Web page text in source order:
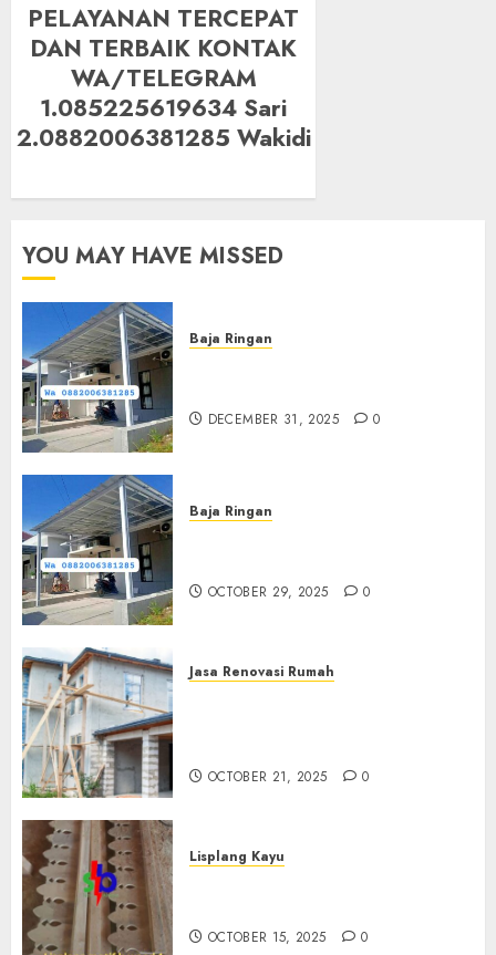
PELAYANAN TERCEPAT
DAN TERBAIK KONTAK
WA/TELEGRAM
1.085225619634 Sari
2.0882006381285 Wakidi
YOU MAY HAVE MISSED
Baja Ringan
DECEMBER 31, 2025 0
Baja Ringan
OCTOBER 29, 2025 0
Jasa Renovasi Rumah
OCTOBER 21, 2025 0
Lisplang Kayu
OCTOBER 15, 2025 0